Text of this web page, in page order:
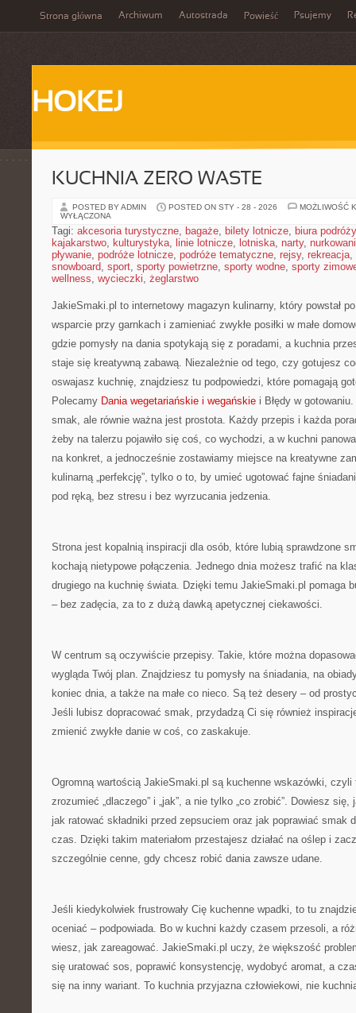
Strona główna Archiwum Autostrada Powieść Psujemy
HOKEJ
KUCHNIA ZERO WASTE
POSTED BY ADMIN POSTED ON STY - 28 - 2026
MOŻLIWOŚĆ
WYŁĄCZONA
Tagi: akcesoria turystyczne, bagaże, bilety lotnicze, biura podróży
kajakarstwo, kulturystyka, linie lotnicze, lotniska, narty,
pływanie, podróże lotnicze, podróże tematyczne, rejsy, rekreacja,
snowboard, sport, sporty powietrzne, sporty wodne, sporty
wellness, wycieczki, żeglarstwo
JakieSmaki.pl to internetowy magazyn kulinarny, który powstał
wsparcie przy garnkach i zamieniać zwykłe posiłki w małe
gdzie pomysły na dania spotykają się z poradami, a kuchnia
staje się kreatywną zabawą. Niezależnie od tego, czy gotujesz
oswajasz kuchnię, znajdziesz tu podpowiedzi, które pomagają
Polecamy Dania wegetariańskie i wegańskie i Błędy w
smak, ale równie ważna jest prostota. Każdy przepis i każda
żeby na talerzu pojawiło się coś, co wychodzi, a w kuchni
na konkret, a jednocześnie zostawiamy miejsce na kreatywne
kulinarną „perfekcję”, tylko o to, by umieć ugotować fajne
pod ręką, bez stresu i bez wyrzucania jedzenia.
Strona jest kopalnią inspiracji dla osób, które lubią sprawdzone
kochają nietypowe połączenia. Jednego dnia możesz trafić na
drugiego na kuchnię świata. Dzięki temu JakieSmaki.pl pomaga
– bez zadęcia, za to z dużą dawką apetycznej ciekawości.
W centrum są oczywiście przepisy. Takie, które można
wygląda Twój plan. Znajdziesz tu pomysły na śniadania, na
koniec dnia, a także na małe co nieco. Są też desery – od
Jeśli lubisz dopracować smak, przydadzą Ci się również
zmienić zwykłe danie w coś, co zaskakuje.
Ogromną wartością JakieSmaki.pl są kuchenne wskazówki, czyli
zrozumieć „dlaczego” i „jak”, a nie tylko „co zrobić”. Dowiesz
jak ratować składniki przed zepsuciem oraz jak poprawiać smak
czas. Dzięki takim materiałom przestajesz działać na oślep i
szczególnie cenne, gdy chcesz robić dania zawsze udane.
Jeśli kiedykolwiek frustrowały Cię kuchenne wpadki, to tu
oceniać – podpowiada. Bo w kuchni każdy czasem przesoli, a
wiesz, jak zareagować. JakieSmaki.pl uczy, że większość
się uratować sos, poprawić konsystencję, wydobyć aromat, a
się na inny wariant. To kuchnia przyjazna człowiekowi, nie